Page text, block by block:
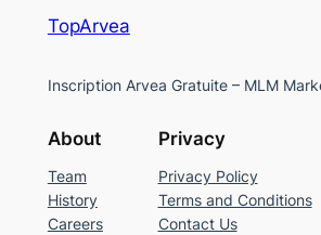
TopArvea
Inscription Arvea Gratuite – MLM
About
Team
History
Careers
Privacy
Privacy Policy
Terms and Conditions
Contact Us